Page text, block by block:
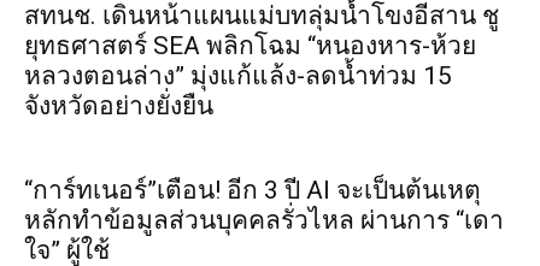
สทนช. เดินหน้าแผนแม่บทลุ่มน้ำโขงอีสาน ชู
ยุทธศาสตร์ SEA พลิกโฉม “หนองหาร-ห้วย
หลวงตอนล่าง” มุ่งแก้แล้ง-ลดน้ำท่วม 15
จังหวัดอย่างยั่งยืน
“การ์ทเนอร์”เตือน! อีก 3 ปี AI จะเป็นต้นเหตุ
หลักทำข้อมูลส่วนบุคคลรั่วไหล ผ่านการ “เดา
ใจ” ผู้ใช้